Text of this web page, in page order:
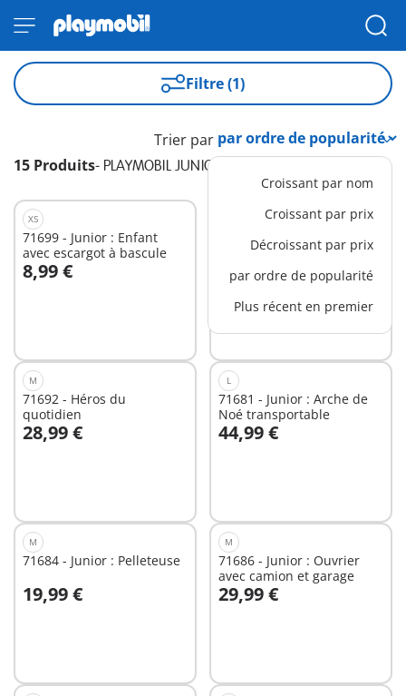
Filtre (1)
15 Produits- PLAYMOBIL JUNIOR
Trier par
Croissant par nom
Croissant par prix
Décroissant par prix
par ordre de popularité
Plus récent en premier
XS
71699 - Junior : Enfant
avec escargot à bascule
8,99 €
Au panier
71685 - Junior : Camion
benne
19,99 €
Au panier
M
71692 - Héros du
quotidien
28,99 €
Au panier
L
71681 - Junior : Arche de
Noé transportable
44,99 €
Au panier
M
71684 - Junior : Pelleteuse
19,99 €
Au panier
M
71686 - Junior : Ouvrier
avec camion et garage
29,99 €
Au panier